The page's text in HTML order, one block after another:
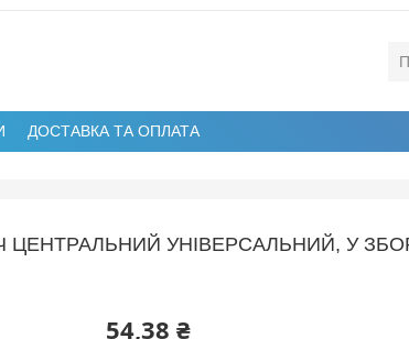
ДОСТАВКА ТА ОПЛАТА
ЦЕНТРАЛЬНИЙ УНІВЕРСАЛЬНИЙ, У
54,38 ₴